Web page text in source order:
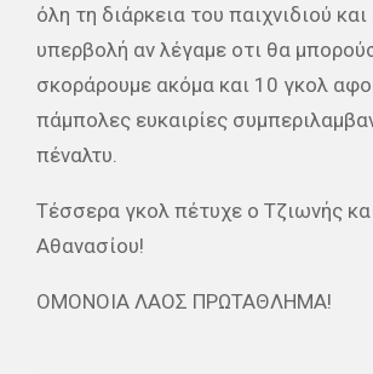
όλη τη διάρκεια του παιχνιδιού
υπερβολή αν λέγαμε οτι θα
σκοράρουμε ακόμα και 10 γκολ
πάμπολες ευκαιρίες
πέναλτυ.
Τέσσερα γκολ πέτυχε ο Τζιωνής
Αθανασίου!
ΟΜΟΝΟΙΑ ΛΑΟΣ ΠΡΩΤΑΘΛΗΜΑ!